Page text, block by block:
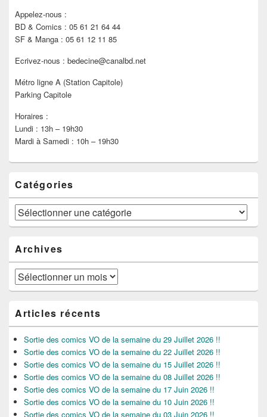
Appelez-nous :
BD & Comics : 05 61 21 64 44
SF & Manga : 05 61 12 11 85
Ecrivez-nous : bedecine@canalbd.net
Métro ligne A (Station Capitole)
Parking Capitole
Horaires :
Lundi : 13h – 19h30
Mardi à Samedi : 10h – 19h30
Catégories
Catégories
Archives
Archives
Articles récents
Sortie des comics VO de la semaine du 29 Juillet 2026 !!
Sortie des comics VO de la semaine du 22 Juillet 2026 !!
Sortie des comics VO de la semaine du 15 Juillet 2026 !!
Sortie des comics VO de la semaine du 08 Juillet 2026 !!
Sortie des comics VO de la semaine du 17 Juin 2026 !!
Sortie des comics VO de la semaine du 10 Juin 2026 !!
Sortie des comics VO de la semaine du 03 Juin 2026 !!